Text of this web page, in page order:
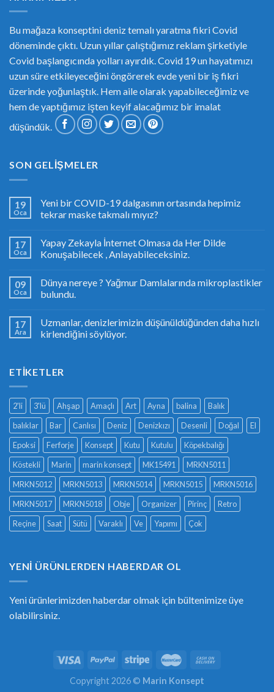
Bu mağaza konseptini deniz temalı yaratma fikri Covid
döneminde çıktı. Uzun yıllar çalıştığımız reklam şirketiyle
Covid başlangıcında yolları ayırdık. Covid 19 un hayatımızı
uzun süre etkileyeceğini öngörerek evde yeni bir iş fikri
üzerinde yoğunlaştık. Hem aile olarak yapabileceğimiz ve
hem de yaptığımız işten keyif alacağımız bir imalat
düşündük.
SON GELIŞMELER
19
Oca
Yeni bir COVID-19 dalgasının ortasında hepimiz
tekrar maske takmalı mıyız?
17
Oca
Yapay Zekayla İnternet Olmasa da Her Dilde
Konuşabilecek , Anlayabileceksiniz.
09
Oca
Dünya nereye ? Yağmur Damlalarında mikroplastikler
bulundu.
17
Ara
Uzmanlar, denizlerimizin düşünüldüğünden daha hızlı
kirlendiğini söylüyor.
ETIKETLER
2'li 3'lü Ahşap Amaçlı Art Ayna balina
Balık
balıklar
Bar Canlısı Deniz Denizkızı Desenli Doğal
El
Epoksi
Ferforje Konsept Kutu Kutulu
Köpekbalığı
Köstekli
Marin marin konsept MK15491
MRKN5011
MRKN5012
MRKN5013 MRKN5014 MRKN5015
MRKN5016
MRKN5017
MRKN5018 Obje Organizer Pirinç
Retro
Reçine
Saat Sütü Varaklı Ve Yapımı Çok
YENI ÜRÜNLERDEN HABERDAR OL
Yeni ürünlerimizden haberdar olmak için bültenimize üye
olabilirsiniz.
Copyright 2026 © Marin Konsept